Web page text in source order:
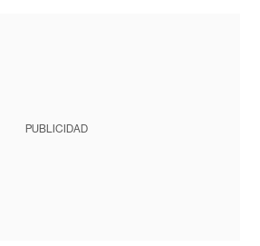
PUBLICIDAD